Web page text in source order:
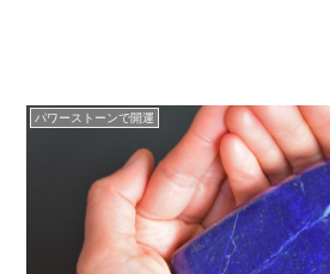
パワーストーンで開運